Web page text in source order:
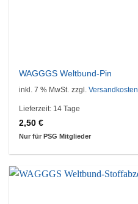
WAGGGS Weltbund-Pin
inkl. 7 % MwSt. zzgl.Versandkosten
Lieferzeit: 14 Tage
2,50€
Nur für PSG Mitglieder